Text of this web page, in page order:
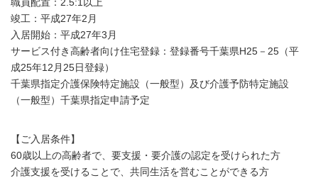
職員配置：2.5:1以上
竣工：平成27年2月
入居開始：平成27年3月
サービス付き高齢者向け住宅登録：登録番号千葉県H25－25（平
成25年12月25日登録）
千葉県指定介護保険特定施設（一般型）及び介護予防特定施設
（一般型）千葉県指定申請予定
【ご入居条件】
60歳以上の高齢者で、要支援・要介護の認定を受けられた方
介護支援を受けることで、共同生活を営むことができる方